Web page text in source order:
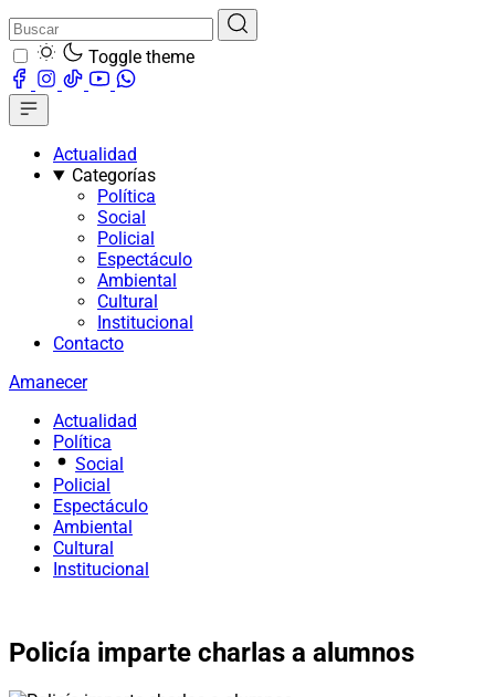
Toggle theme
Actualidad
Categorías
Política
Social
Policial
Espectáculo
Ambiental
Cultural
Institucional
Contacto
Amanecer
Actualidad
Política
Social
Policial
Espectáculo
Ambiental
Cultural
Institucional
Policía imparte charlas a alumnos